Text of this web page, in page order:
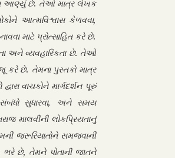
આણ્યું છે. તેઓ માત્ર લેખક
આત્મવિશ્વાસ કેળવવા,
માટે પ્રોત્સાહિત કરે છે.
અને વ્યવહારિકતા છે. તેઓ
કરે છે. તેમના પુસ્તકો માત્ર
વાચકોને માર્ગદર્શન પૂરું
સંબંધો સુધારવા, અને સમય
માલવીની લોકપ્રિયતાનું
જરૂરિયાતોને સમજવાની
છે, તેમને પોતાની જાતને